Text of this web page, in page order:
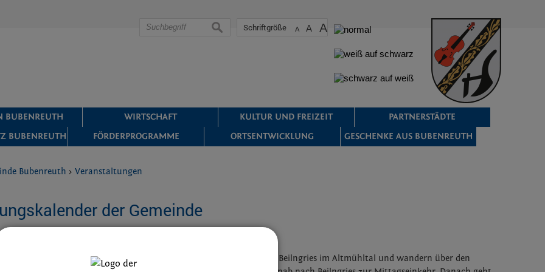
Schriftgröße A A A
suchen
BUBENREUTH WIRTSCHAFT KULTUR UND FREIZEIT
PARTNERSTÄDTE
BUBENREUTH FÖRDERPROGRAMME ORTSENTWICKLUNG GESCHENKE AUS BUBENREUTH
Bubenreuth >Veranstaltungen
der Gemeinde
AM-Nord, die Sektion und die Münchener Kameraden treffen sich in Beilngries im Altmühltal und wandern über den